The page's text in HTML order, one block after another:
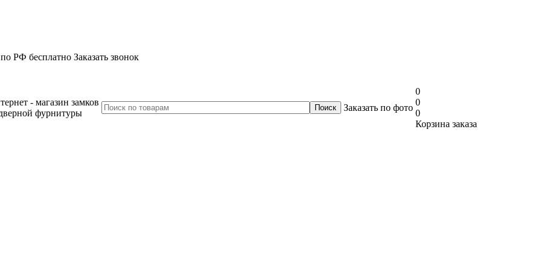
РФ бесплатно Заказать звонок
- магазин замков
фурнитуры
Заказать по фото
0
0
0
Корзина заказа